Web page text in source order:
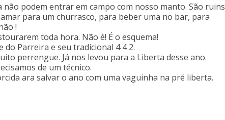
não podem entrar em campo com nosso manto. São ruins
para um churrasco, para beber uma no bar, para
!
toda hora. Não é! É o esquema!
Parreira e seu tradicional 4 4 2.
perrengue. Já nos levou para a Liberta desse ano.
de um técnico.
ara salvar o ano com uma vaguinha na pré liberta.